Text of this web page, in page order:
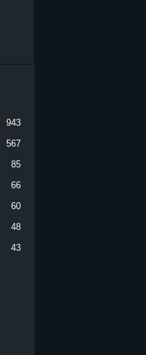
943
567
85
66
60
48
43